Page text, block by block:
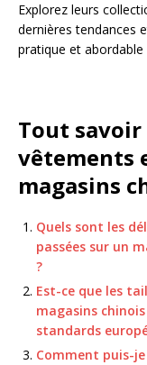
Explorez leurs
dernières tendances
pratique et
Tout savoir
vêtements
magasins
Quels sont les
passées sur un
?
Est-ce que les
magasins
standards
Comment puis-